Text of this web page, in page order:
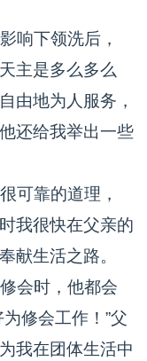
响下领洗后，
主是多么多么
由地为人服务，
还给我举出一些
可靠的道理，
我很快在父亲的
献生活之路。
会时，他都会
修会工作！”父
我在团体生活中